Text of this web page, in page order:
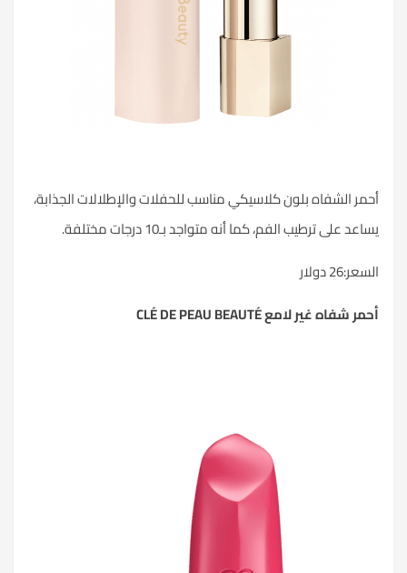
أحمر الشفاه بلون كلاسيكي مناسب للحفلات والإطلالات الجذابة،
يساعد علىترطيب الفم، كما أنه متواجد بـ10 درجات مختلفة.
السعر:26 دولار
أحمر شفاه غير لامع CLÉ DE PEAU BEAUTÉ